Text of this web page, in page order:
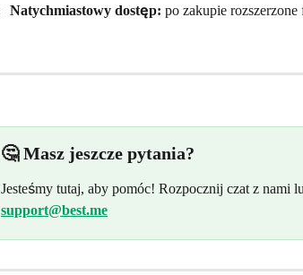
Natychmiastowy dostęp: po zakupie
🤔 Masz jeszcze pytania?
Jesteśmy tutaj, aby pomóc! Rozpocznij czat z nami
support@best.me